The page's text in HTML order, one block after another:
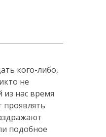
кого-либо,
не
нас время
подобное